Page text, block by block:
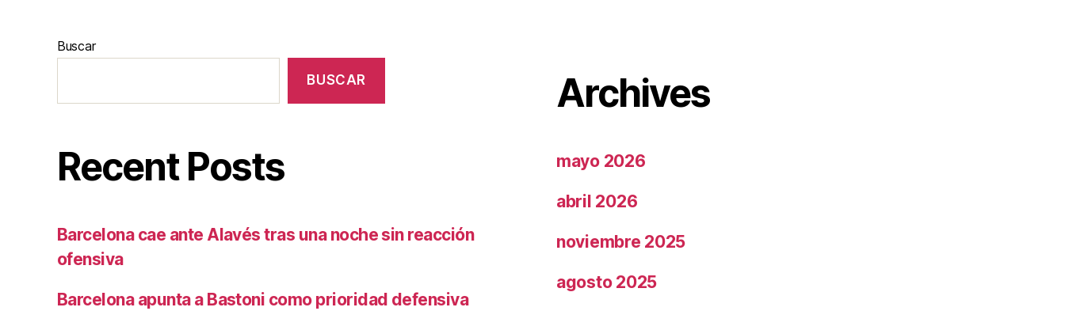
Buscar
BUSCAR
Recent Posts
Barcelona cae ante Alavés tras una noche sin reacción
ofensiva
Barcelona apunta a Bastoni como prioridad defensiva
Archives
mayo 2026
abril 2026
noviembre 2025
agosto 2025